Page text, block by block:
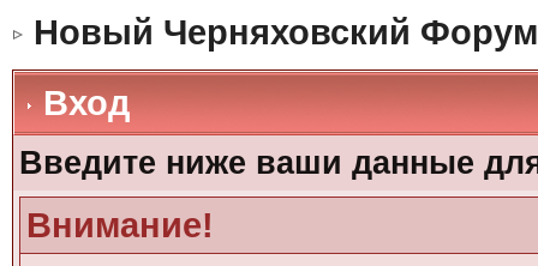
Новый Черняховский Форум
Вход
Введите ниже ваши данные
Внимание!